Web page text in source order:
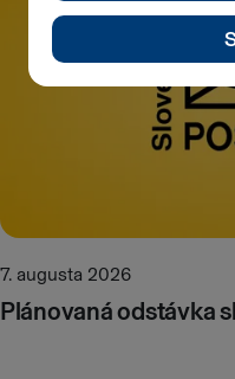
7. augusta 2026
Plánovaná odstávka